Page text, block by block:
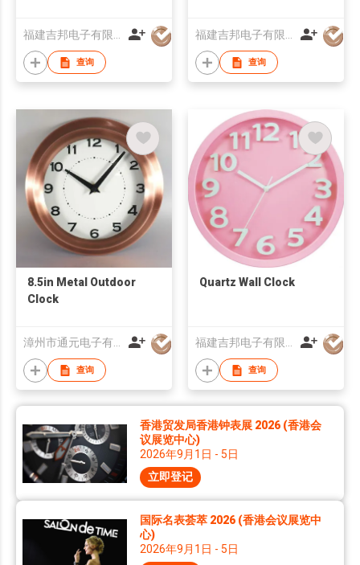
查询 查询
8.5in Metal Outdoor
Clock
漳州市通元电子有限公司
查询
Quartz Wall Clock
福建吉邦电子有限公司
查询
香港贸发局香港钟表展 2026 (香港会
议展览中心)
2026年9月1日 - 5日
立即登记
国际名表荟萃 2026 (香港会议展览中
心)
2026年9月1日 - 5日